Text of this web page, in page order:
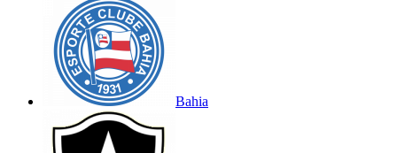
Bahia